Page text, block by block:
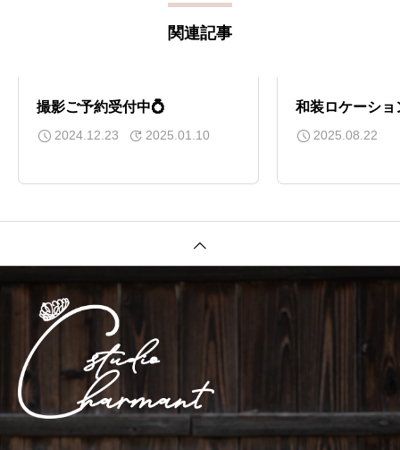
関連記事
撮影ご予約受付中💍
2024.12.23 2025.01.10
和装ロケーショ
2025.08.22